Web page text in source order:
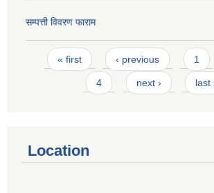
सम्पत्ती विवरण फाराम
Pages
« first ‹ previous 1
4 next › last
Location